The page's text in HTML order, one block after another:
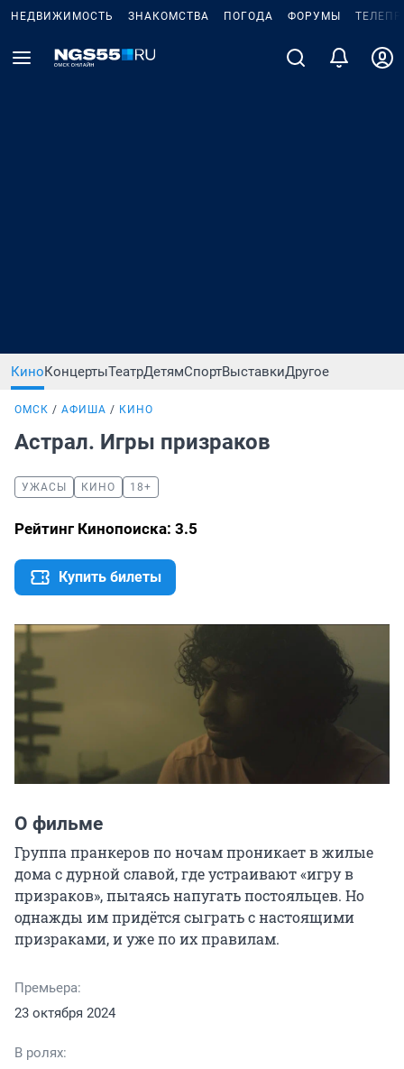
НЕДВИЖИМОСТЬ ЗНАКОМСТВА ПОГОДА ФОРУМЫ
КиноКонцертыТеатрДетямСпортВыставкиДругое
ОМСК АФИША КИНО
Астрал. Игры призраков
УЖАСЫ КИНО 18+
Рейтинг Кинопоиска: 3.5
Купить билеты
О фильме
Группа пранкеров по ночам проникает в жилые
дома с дурной славой, где устраивают «игру в
призраков», пытаясь напугать постояльцев. Но
однажды им придётся сыграть с настоящими
призраками, и уже по их правилам.
Премьера:
23 октября 2024
В ролях: